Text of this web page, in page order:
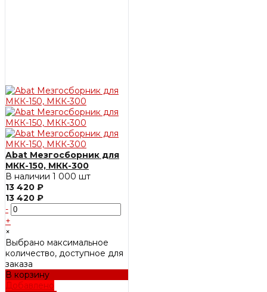
Abat Мезгосборник для
МКК-150, МКК-300
В наличии 1 000 шт
13 420 ₽
13 420 ₽
-
+
×
Выбрано максимальное
количество, доступное для
заказа
В корзину
Добавлено